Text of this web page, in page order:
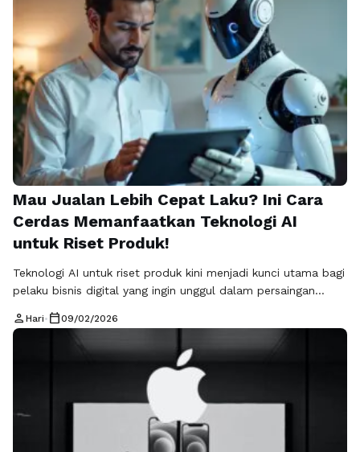
memiliki hubungan emosional dengan audiensnya, sehingga
setiap ulasan, cerita, atau …Baca Selengkapnya
Mau Jualan Lebih Cepat Laku? Ini Cara
Cerdas Memanfaatkan Teknologi AI
untuk Riset Produk!
Teknologi AI untuk riset produk kini menjadi kunci utama bagi
pelaku bisnis digital yang ingin unggul dalam persaingan
produk secara manual sering kali memakan waktu, tenaga,
dan biaya yang tidak sedikit. Dengan bantuan kecerdasan
buatan, pelaku usaha dapat menganalisis tren pasar, perilaku
konsumen, hingga potensi keuntungan …
person Hari• calendar_today09/02/2026